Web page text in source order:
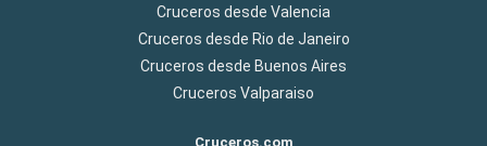
Cruceros desde Valencia
Cruceros desde Rio de Janeiro
Cruceros desde Buenos Aires
Cruceros Valparaiso
Cruceros.com